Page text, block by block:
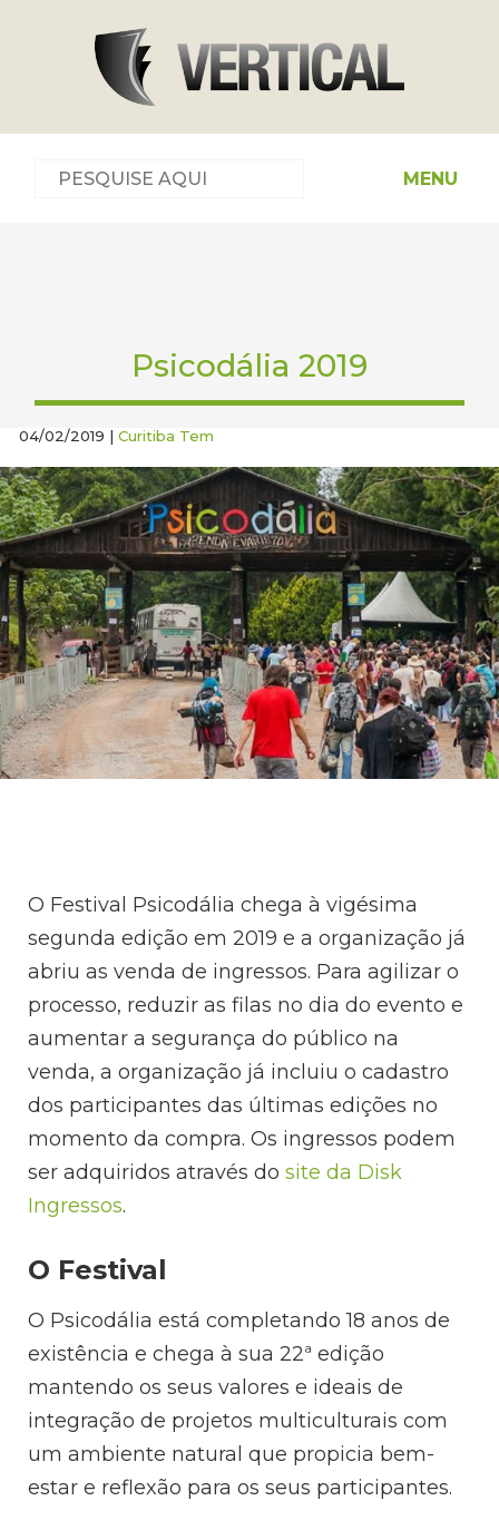
MENU
Psicodália 2019
04/02/2019 |Curitiba Tem
O Festival Psicodália chega à vigésima
segunda edição em 2019 e a organização já
abriu as venda de ingressos. Para agilizar o
processo, reduzir as filas no dia do evento e
aumentar a segurança do público na
venda, a organização já incluiu o cadastro
dos participantes das últimas edições no
momento da compra. Os ingressos podem
ser adquiridos através dosite da Disk
Ingressos.
O Festival
O Psicodália está completando 18 anos de
existência e chega à sua 22ª edição
mantendo os seus valores e ideais de
integração de projetos multiculturais com
um ambiente natural que propicia bem-
estar e reflexão para os seus participantes.